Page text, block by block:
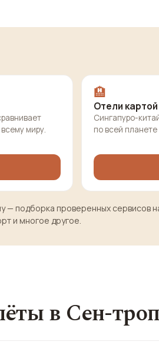
миру.
🏨
Отели
Сингапуро-
по всей
— подборка проверенных сервисов
и многое другое.
в Сен-